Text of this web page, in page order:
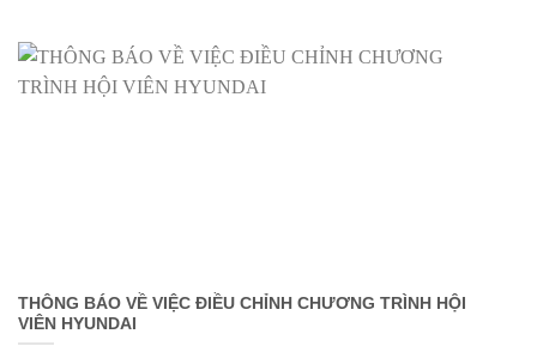
THÔNG BÁO VỀ VIỆC ĐIỀU CHỈNH CHƯƠNG TRÌNH HỘI
VIÊN HYUNDAI